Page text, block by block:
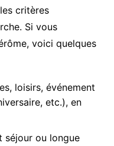
critères
Si vous
voici quelques
loisirs, événement
etc.), en
séjour ou longue